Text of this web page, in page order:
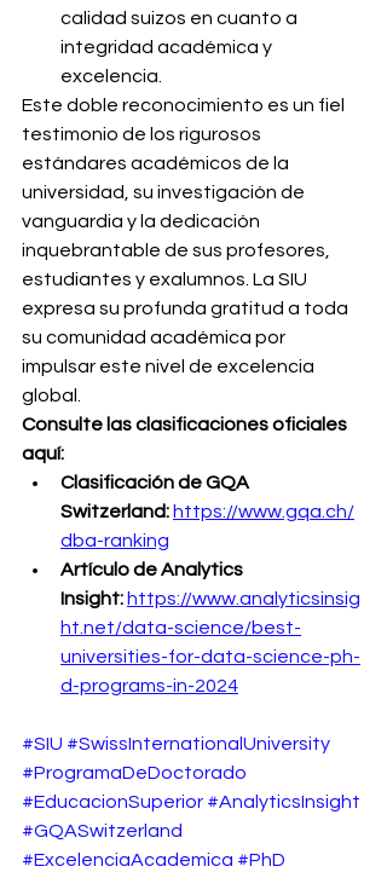
calidad suizos en cuanto a
integridad académica y
excelencia.
Este doble reconocimiento es un fiel
testimonio de los rigurosos
estándares académicos de la
universidad, su investigación de
vanguardia y la dedicación
inquebrantable de sus profesores,
estudiantes y exalumnos. La SIU
expresa su profunda gratitud a toda
su comunidad académica por
impulsar este nivel de excelencia
global.
Consulte las clasificaciones oficiales
aquí:
Clasificación de GQA
Switzerland: https://www.gqa.ch/
dba-ranking
Artículo de Analytics
Insight: https://www.analyticsinsig
ht.net/data-science/best-
universities-for-data-science-ph-
d-programs-in-2024
#SIU #SwissInternationalUniversity
#ProgramaDeDoctorado
#EducacionSuperior #AnalyticsInsight
#GQASwitzerland
#ExcelenciaAcademica #PhD